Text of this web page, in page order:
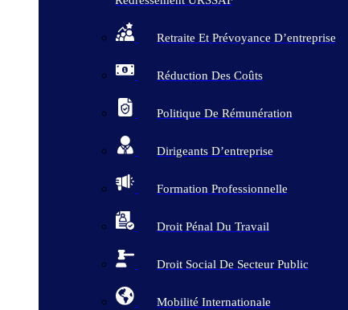
Retraite Et Prévoyance D’entreprise
Réduction Des Coûts
Politique De Rémunération
Dirigeants D’entreprise
Formation Professionnelle
Droit Pénal Du Travail
Droit Social De Secteur Public
Mobilité Internationale